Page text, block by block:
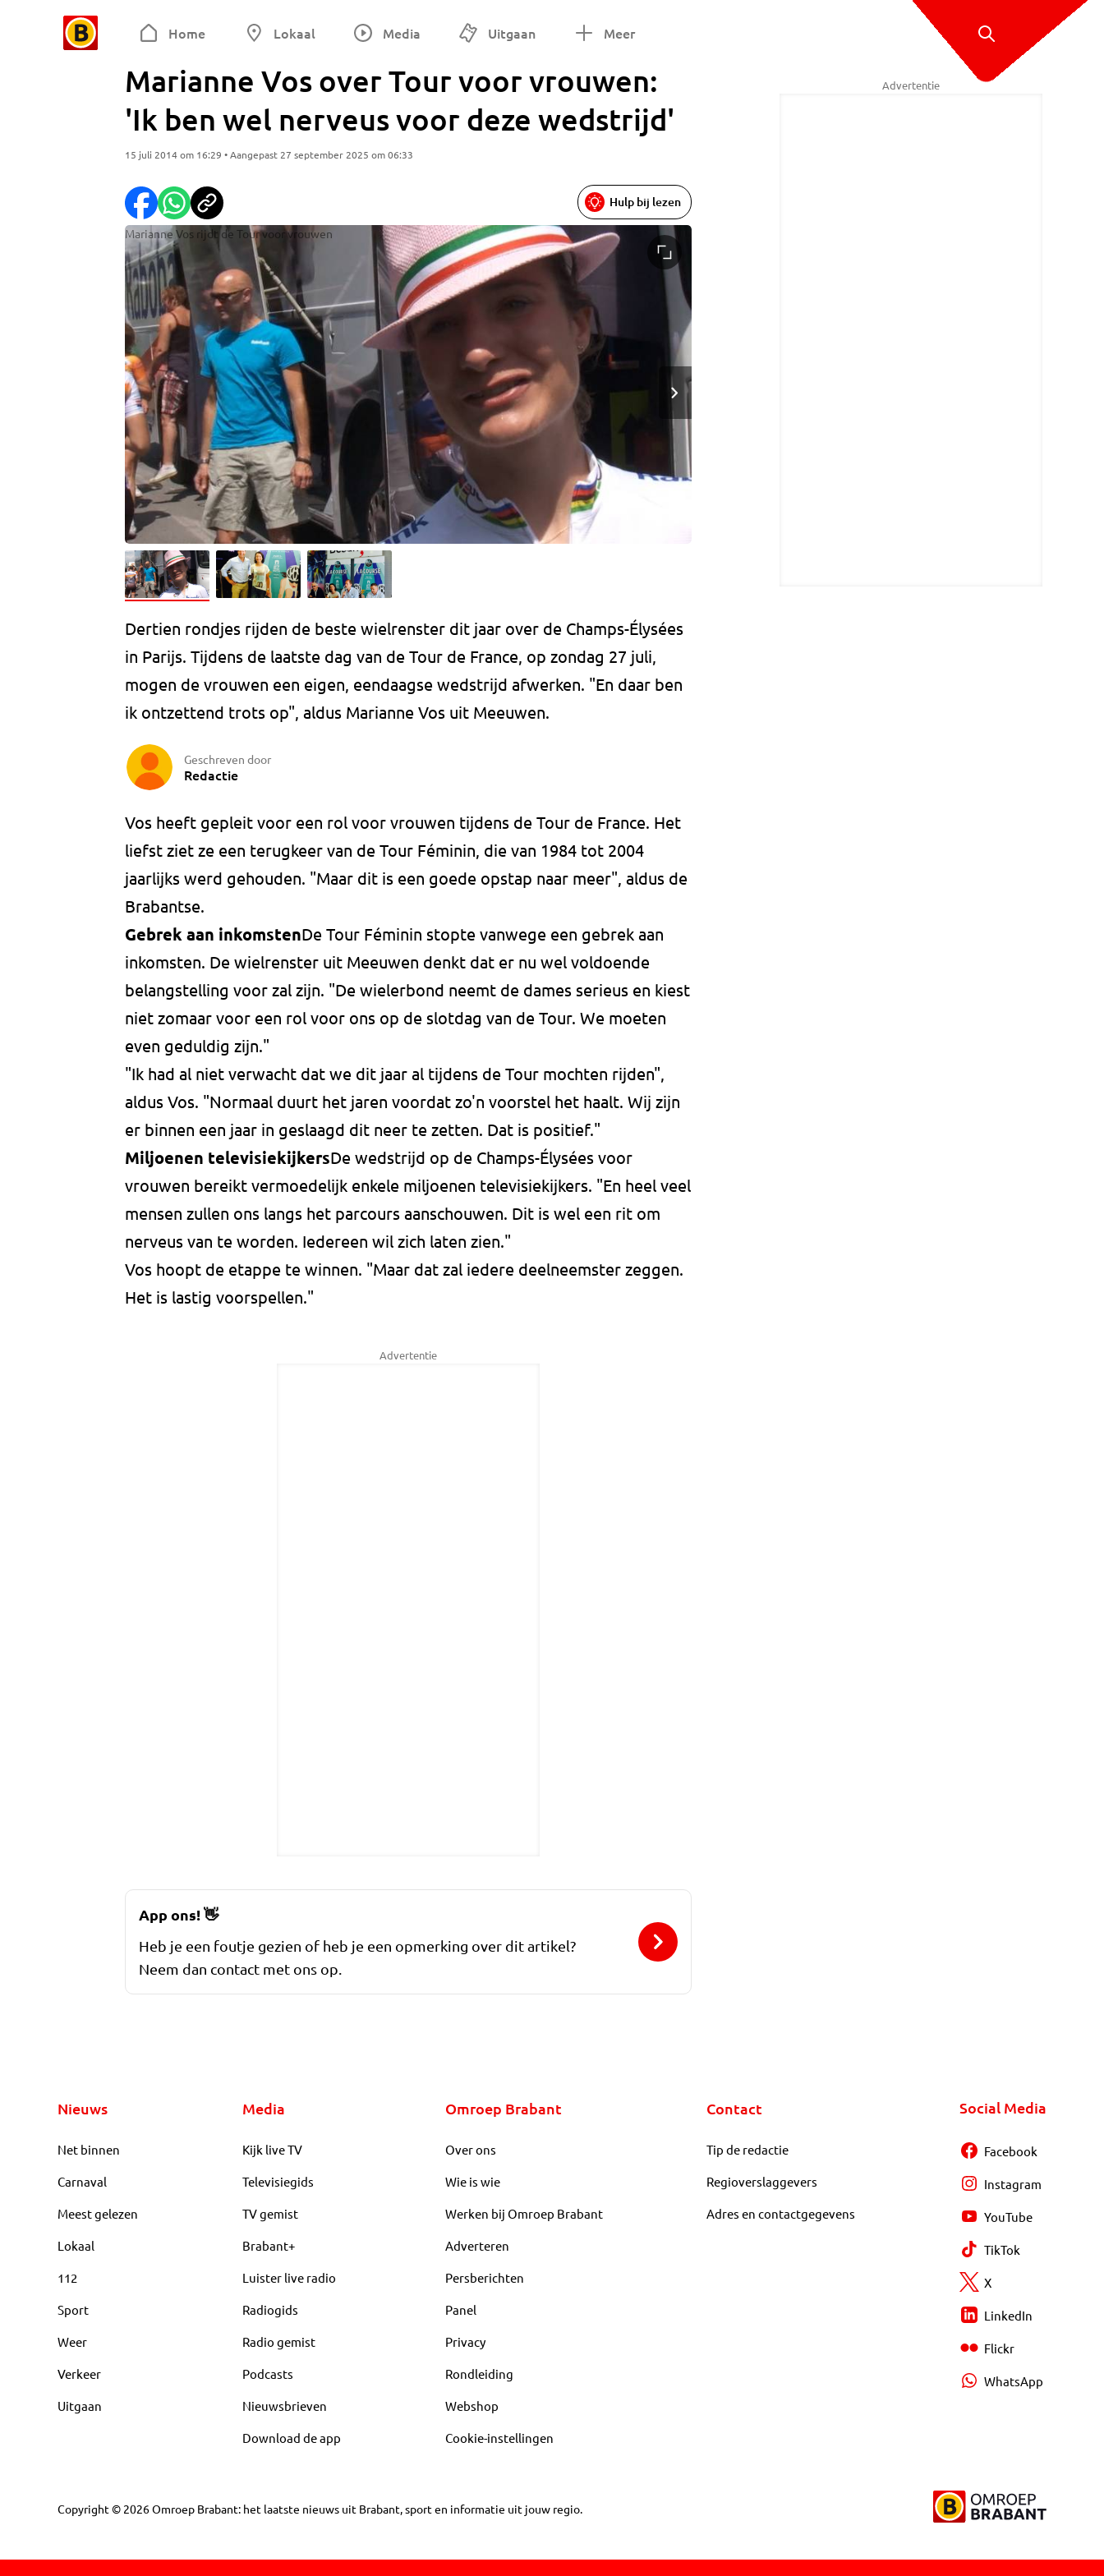
Home Lokaal Media Uitgaan Meer
Marianne Vos over Tour voor vrouwen:
'Ik ben wel nerveus voor deze wedstrijd'
15 juli 2014 om 16:29 • Aangepast 27 september 2025 om 06:33
Marianne Vos rijdt de Tour voor vrouwen
Hulp bij lezen
Dertien rondjes rijden de beste wielrenster dit jaar over de Champs-Élysées
in Parijs. Tijdens de laatste dag van de Tour de France, op zondag 27 juli,
mogen de vrouwen een eigen, eendaagse wedstrijd afwerken. "En daar ben
ik ontzettend trots op", aldus Marianne Vos uit Meeuwen.
Geschreven door
Redactie
Vos heeft gepleit voor een rol voor vrouwen tijdens de Tour de France. Het
liefst ziet ze een terugkeer van de Tour Féminin, die van 1984 tot 2004
jaarlijks werd gehouden. "Maar dit is een goede opstap naar meer", aldus de
Brabantse.
Gebrek aan inkomstenDe Tour Féminin stopte vanwege een gebrek aan
inkomsten. De wielrenster uit Meeuwen denkt dat er nu wel voldoende
belangstelling voor zal zijn. "De wielerbond neemt de dames serieus en kiest
niet zomaar voor een rol voor ons op de slotdag van de Tour. We moeten
even geduldig zijn."
"Ik had al niet verwacht dat we dit jaar al tijdens de Tour mochten rijden",
aldus Vos. "Normaal duurt het jaren voordat zo'n voorstel het haalt. Wij zijn
er binnen een jaar in geslaagd dit neer te zetten. Dat is positief."
Miljoenen televisiekijkersDe wedstrijd op de Champs-Élysées voor
vrouwen bereikt vermoedelijk enkele miljoenen televisiekijkers. "En heel veel
mensen zullen ons langs het parcours aanschouwen. Dit is wel een rit om
nerveus van te worden. Iedereen wil zich laten zien."
Vos hoopt de etappe te winnen. "Maar dat zal iedere deelneemster zeggen.
Het is lastig voorspellen."
Advertentie
Advertentie
App ons!👋
Heb je een foutje gezien of heb je een opmerking over dit artikel?
Neem dan contact met ons op.
Nieuws
Net binnen
Carnaval
Meest gelezen
Lokaal
112
Sport
Weer
Verkeer
Uitgaan
Media
Kijk live TV
Televisiegids
TV gemist
Brabant+
Luister live radio
Radiogids
Radio gemist
Podcasts
Nieuwsbrieven
Download de app
Omroep Brabant
Over ons
Wie is wie
Werken bij Omroep Brabant
Adverteren
Persberichten
Panel
Privacy
Rondleiding
Webshop
Cookie-instellingen
Contact
Tip de redactie
Regioverslaggevers
Adres en contactgegevens
Social Media
Facebook
Instagram
YouTube
TikTok
X
LinkedIn
Flickr
WhatsApp
Copyright © 2026Omroep Brabant: het laatste nieuws uit Brabant, sport en informatie uit jouw regio.